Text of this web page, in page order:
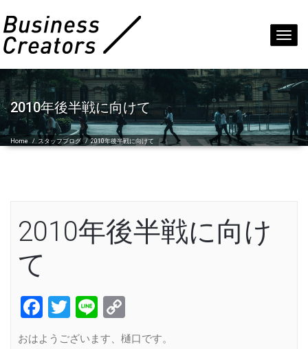
2010年後半戦に向けて
Home / スタッフブログ /2010年後半戦に向けて
2010年後半戦に向け
て
Facebook
Twitter
Line
Link
おはようございます、樋口です。